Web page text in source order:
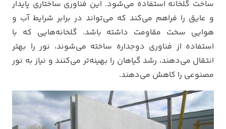
ساخت گلخانه استفاده می‌شود. این فناوری ساختاری پایدار
و عایق را فراهم می‌کند که می‌تواند در برابر شرایط آب و
هوایی سخت مقاومت داشته باشد. گلخانه‌هایی که با
استفاده از فناوری دوجداره ساخته می‌شوند، نور را بهتر
انتقال می‌دهند، رشد گیاهان را بهینه‌تر می‌کنند و نیاز به نور
مصنوعی را کاهش می‌دهند.